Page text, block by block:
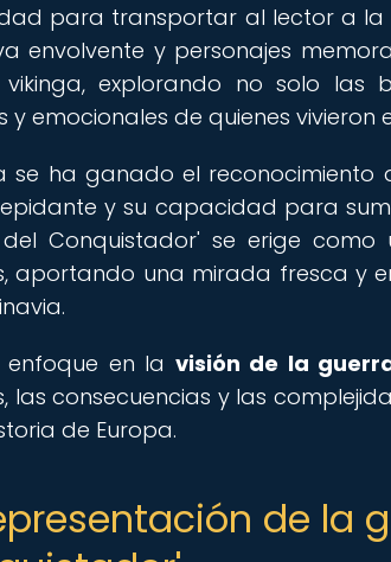
para transportar al lector a la
envolvente y personajes
explorando no solo las
y emocionales de quienes vivieron
se ha ganado el reconocimiento
y su capacidad para
Conquistador' se erige
aportando una mirada fresca y
enfoque en la visión de la
las consecuencias y las
de Europa.
de la